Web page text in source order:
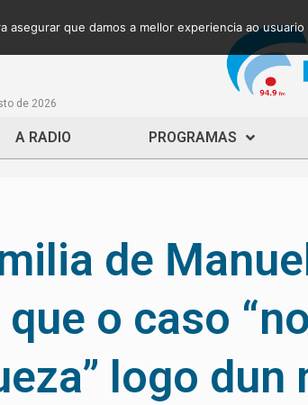
de 2026
A RADIO PROGRAMAS
de
o caso
logo dun
asegurar que damos a mellor experiencia ao